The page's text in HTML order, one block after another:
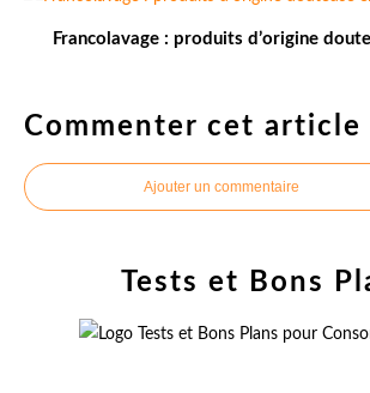
Francolavage : produits d’origine
Commenter cet article
Ajouter un commentaire
Tests et Bons